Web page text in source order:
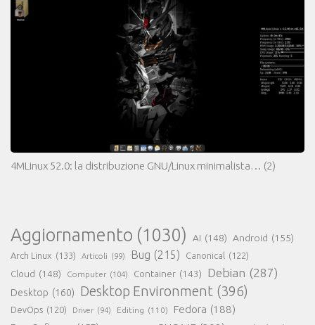
4MLinux 52.0: la distribuzione GNU/Linux minimalista… (2)
Aggiornamento (1030) AI (148) Android (155)
Arch Linux (133) Articoli (99) Bug (215) Canonical (122)
Cloud (148) Computer (104) Container (143) Debian (287)
Desktop (160) Desktop Environment (396)
DevOps (120) Driver (94) Editing (110) Fedora (188)